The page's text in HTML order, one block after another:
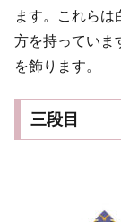
ます。これら
方を持っていま
を飾ります。
三段目